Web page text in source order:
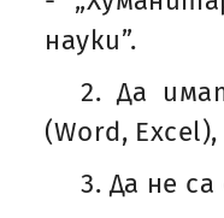
науки”.
2. Да
(Word,
3. Да не